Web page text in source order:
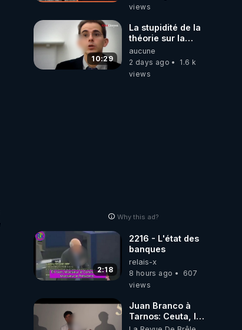
views
10:29
La stupidité de la
théorie sur la
responsabilité de
l’homme
concernant le
aucune
2 days ago
1.6 k
views
Why this ad?
2:18
2216 - L'état des
banques
relais-x
8 hours ago
607
views
Juan Branco à
Tarnos: Ceuta, le
narcotrafic et le